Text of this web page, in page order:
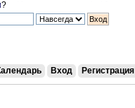
?
Вход Регистрация